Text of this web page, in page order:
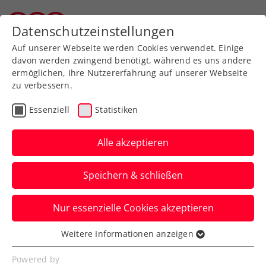
Zurück zur Newsübersicht
Turniere
Erste Bank Open: Thriller
in der Stadthalle – Thiem
kämpft sich ins
Achtelfinale
Das ÖTV-Aushängeschild kommt beim
ATP-500-Turnier in Wien nach zwei
abgewehrten Matchbällen weiter.
Datenschutzeinstellungen
Auf unserer Webseite werden Cookies verwendet. Einige
davon werden zwingend benötigt, während es uns andere
ermöglichen, Ihre Nutzererfahrung auf unserer Webseite
zu verbessern.
Essenziell Statistiken
Alle akzeptieren
Speichern & schließen
Nur essenzielle Cookies akzeptieren
Essenziell
Essenzielle Cookies werden für grundlegende
Weitere Informationen anzeigen
Powered by